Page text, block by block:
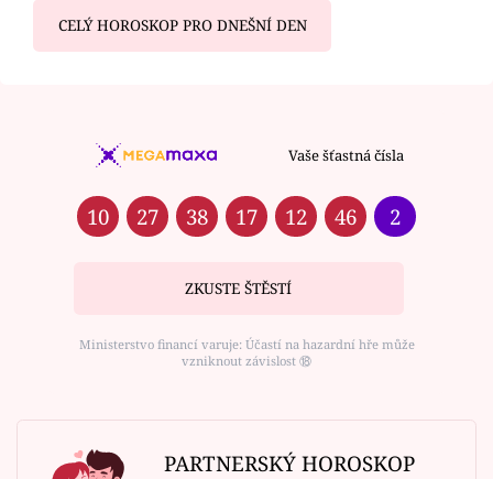
CELÝ HOROSKOP PRO DNEŠNÍ DEN
Vaše šťastná čísla
10 27 38 17 12 46 2
ZKUSTE ŠTĚSTÍ
Ministerstvo financí varuje: Účastí na hazardní hře může
vzniknout závislost ⑱
PARTNERSKÝ HOROSKOP